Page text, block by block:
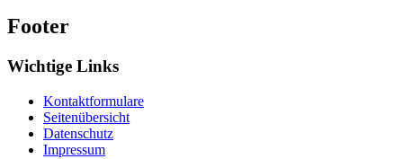
Footer
Wichtige Links
Kontaktformulare
Seitenübersicht
Datenschutz
Impressum